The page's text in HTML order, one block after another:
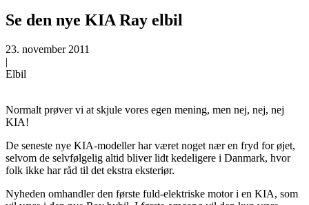
Se den nye KIA Ray elbil
23. november 2011
|
Elbil
Normalt prøver vi at skjule vores egen mening, men nej, nej, nej
KIA!
De seneste nye KIA-modeller har været noget nær en fryd for øjet,
selvom de selvfølgelig altid bliver lidt kedeligere i Danmark, hvor
folk ikke har råd til det ekstra eksteriør.
Nyheden omhandler den første fuld-elektriske motor i en KIA, som